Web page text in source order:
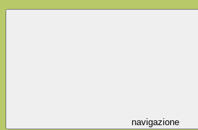
navigazione